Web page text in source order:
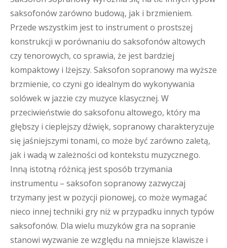
saksofonów zarówno budową, jak i brzmieniem.
Przede wszystkim jest to instrument o prostszej
konstrukcji w porównaniu do saksofonów altowych
czy tenorowych, co sprawia, że jest bardziej
kompaktowy i lżejszy. Saksofon sopranowy ma wyższe
brzmienie, co czyni go idealnym do wykonywania
solówek w jazzie czy muzyce klasycznej. W
przeciwieństwie do saksofonu altowego, który ma
głębszy i cieplejszy dźwięk, sopranowy charakteryzuje
się jaśniejszymi tonami, co może być zarówno zaletą,
jak i wadą w zależności od kontekstu muzycznego.
Inną istotną różnicą jest sposób trzymania
instrumentu – saksofon sopranowy zazwyczaj
trzymany jest w pozycji pionowej, co może wymagać
nieco innej techniki gry niż w przypadku innych typów
saksofonów. Dla wielu muzyków gra na sopranie
stanowi wyzwanie ze względu na mniejsze klawisze i